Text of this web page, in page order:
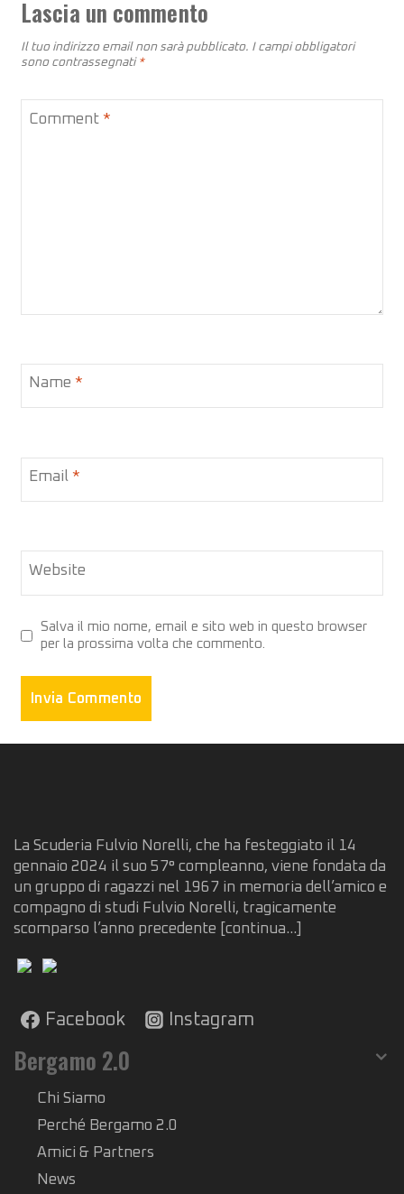
Lascia un commento
Il tuo indirizzo email non sarà pubblicato. I campi obbligatori
sono contrassegnati *
Comment *
Name *
Email *
Website
Salva il mio nome, email e sito web in questo browser
per la prossima volta che commento.
La Scuderia Fulvio Norelli, che ha festeggiato il 14
gennaio 2024 il suo 57° compleanno, viene fondata da
un gruppo di ragazzi nel 1967 in memoria dell’amico e
compagno di studi Fulvio Norelli, tragicamente
scomparso l’anno precedente
[continua...]
Facebook Instagram
Bergamo 2.0
Chi Siamo
Perché Bergamo 2.0
Amici & Partners
News